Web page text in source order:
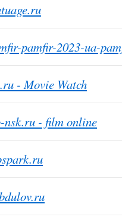
pamfir-2023-ua-
- Movie Watch
nsk.ru - film online